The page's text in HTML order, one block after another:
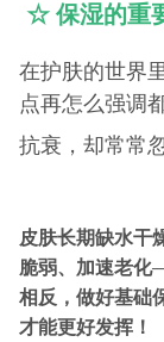
☆ 保湿的重
在护肤的世界
点再怎么强调
抗衰，却常常
皮肤长期缺水干
脆弱、加速老化
相反，做好基础
才能更好发挥！